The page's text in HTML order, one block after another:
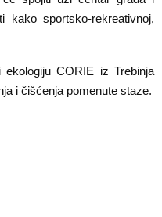
kako sportsko-rekreativnoj,
CORIE iz Trebinja
i čišćenja pomenute staze.